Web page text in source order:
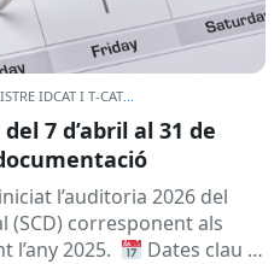
IDCAT I T-CAT
7 d’abril al 31 de
l’auditoria 2026 del
(SCD) corresponent als
2025.
Dates clau